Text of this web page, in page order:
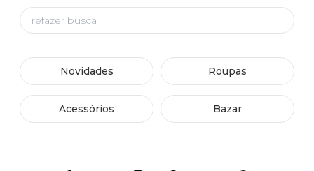
Novidades Roupas
Acessórios Bazar